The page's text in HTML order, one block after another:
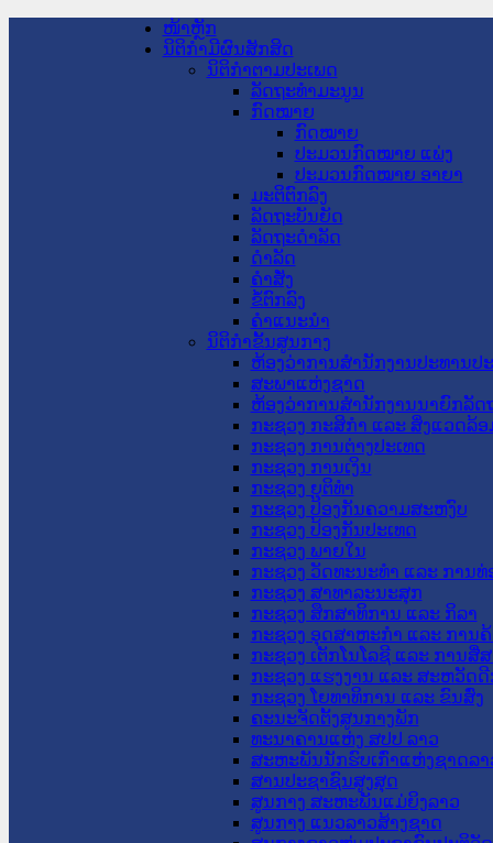
ໜ້າຫຼັກ
ນິຕິກໍາມີຜົນສັກສິດ
ນິຕິກໍາຕາມປະເພດ
ລັດຖະທໍາມະນູນ
ກົດໝາຍ
ກົດໝາຍ
ປະມວນກົດໝາຍ ແພ່ງ
ປະມວນກົດໝາຍ ອາຍາ
ມະຕິຕົກລົງ
ລັດຖະບັນຍັດ
ລັດຖະດໍາລັດ
ດໍາລັດ
ຄໍາສັ່ງ
ຂໍ້ຕົກລົງ
ຄໍາແນະນໍາ
ນິຕິກໍາຂັ້ນສູນກາງ
ຫ້ອງວ່າການສໍານັກງານປະທານປ
ສະພາແຫ່ງຊາດ
ຫ້ອງວ່າການສຳນັກງານນາຍົກລັດ
ກະຊວງ ກະສິກຳ ແລະ ສິ່ງແວດລ້ອ
ກະຊວງ ການຕ່າງປະເທດ
ກະຊວງ ການເງິນ
ກະຊວງ ຍຸຕິທໍາ
ກະຊວງ ປ້ອງກັນຄວາມສະຫງົບ
ກະຊວງ ປ້ອງກັນປະເທດ
ກະຊວງ ພາຍໃນ
ກະຊວງ ວັດທະນະທຳ ແລະ ການທ່
ກະຊວງ ສາທາລະນະສຸກ
ກະຊວງ ສຶກສາທິການ ແລະ ກິລາ
ກະຊວງ ອຸດສາຫະກຳ ແລະ ການຄ້
ກະຊວງ ເຕັກໂນໂລຊີ ແລະ ການສື່
ກະຊວງ ແຮງງານ ແລະ ສະຫວັດ
ກະຊວງ ໂຍທາທິການ ແລະ ຂົນສົ່ງ
ຄະນະຈັດຕັ້ງສູນກາງພັກ
ທະນາຄານແຫ່ງ ສປປ ລາວ
ສະຫະພັນນັກຮົບເກົ່າແຫ່ງຊາດລາ
ສານປະຊາຊົນສູງສຸດ
ສູນກາງ ສະຫະພັນແມ່ຍິງລາວ
ສູນກາງ ແນວລາວສ້າງຊາດ